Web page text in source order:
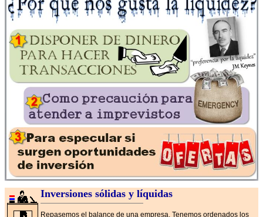
Inversiones sólidas y líquidas
Repasemos el balance de una empresa. Tenemos ordenados los